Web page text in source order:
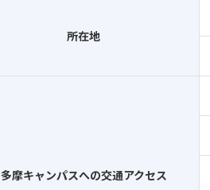
所在地
多摩キャンパスへの交通アクセス